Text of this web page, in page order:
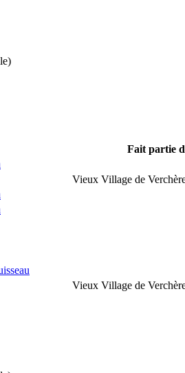
Fait partie
Vieux Village de
Vieux Village de